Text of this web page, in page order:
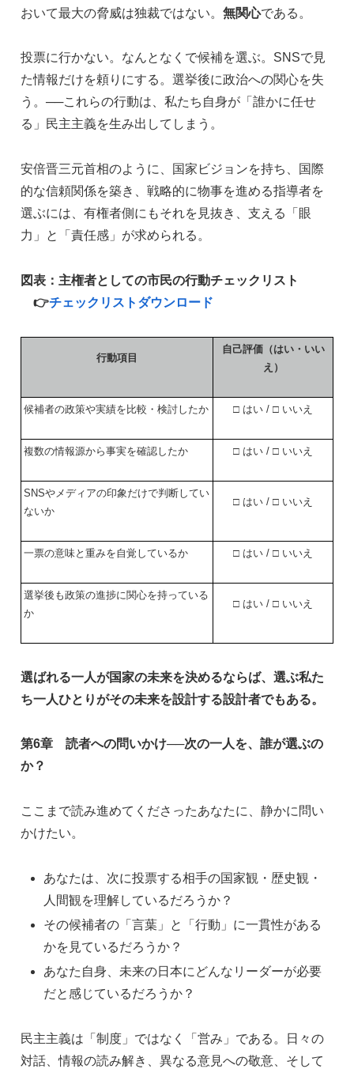
おいて最大の脅威は独裁ではない。 無関心である。
投票に行かない。なんとなくで候補を選ぶ。SNSで見
た情報だけを頼りにする。選挙後に政治への関心を失
う。──これらの行動は、私たち自身が「誰かに任せ
る」民主主義を生み出してしまう。
安倍晋三元首相のように、国家ビジョンを持ち、国際
的な信頼関係を築き、戦略的に物事を進める指導者を
選ぶには、有権者側にもそれを見抜き、支える「眼
力」と「責任感」が求められる。
図表：主権者としての市民の行動チェックリスト
👉チェックリストダウンロード
行動項目
自己評価（はい・いい
え）
候補者の政策や実績を比較・検討したか □ はい / □ いいえ
複数の情報源から事実を確認したか □ はい / □ いいえ
SNSやメディアの印象だけで判断してい
ないか
□ はい / □ いいえ
一票の意味と重みを自覚しているか □ はい / □ いいえ
選挙後も政策の進捗に関心を持っている
か
□ はい / □ いいえ
選ばれる一人が国家の未来を決めるならば、選ぶ私た
ち一人ひとりがその未来を設計する設計者でもある。
第6章 読者への問いかけ──次の一人を、誰が選ぶの
か？
ここまで読み進めてくださったあなたに、静かに問い
かけたい。
あなたは、次に投票する相手の国家観・歴史観・
人間観を理解しているだろうか？
その候補者の「言葉」と「行動」に一貫性がある
かを見ているだろうか？
あなた自身、未来の日本にどんなリーダーが必要
だと感じているだろうか？
民主主義は「制度」ではなく「営み」である。日々の
対話、情報の読み解き、異なる意見への敬意、そして